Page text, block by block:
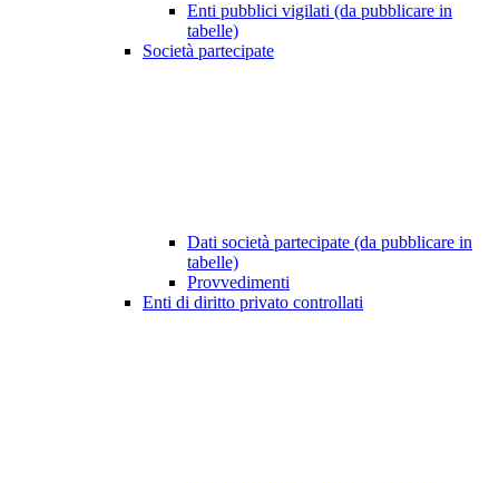
Enti pubblici vigilati (da pubblicare in
tabelle)
Società partecipate
Dati società partecipate (da pubblicare in
tabelle)
Provvedimenti
Enti di diritto privato controllati